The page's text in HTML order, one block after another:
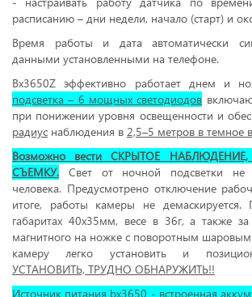
расписанию – дни недели, начало (старт) и
Время работы и дата автоматически
данными установленными на телефоне.
Bx3650Z эффективно работает днем и
подсветка – 6 мощных светодиодов
при понижении уровня освещенности и
радиус наблюдения в 2,5–5 метров в темное
Возможно вести СКРЫТОЕ
СЪЕМКУ. Свет от ночной подсветки не
человека. Предусмотрено отключение
итоге, работы камеры не
габаритах 40х35мм, весе в 36г, а также
магнитного на ножке с поворотным
камеру легко установить и
УСТАНОВИТЬ, ТРУДНО ОБНАРУЖИТЬ!!
Источник питания bx3650 - встроенная